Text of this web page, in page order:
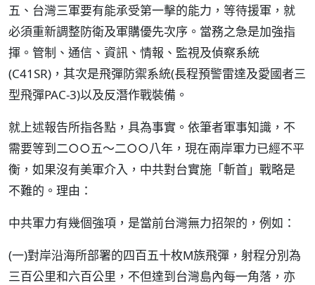
五、台灣三軍要有能承受第一擊的能力，等待援軍，就
必須重新調整防衛及軍購優先次序。當務之急是加強指
揮。管制、通信、資訊、情報、監視及偵察系統
(C41SR)，其次是飛彈防禦系統(長程預警雷達及愛國者三
型飛彈PAC-3)以及反潛作戰裝備。
就上述報告所指各點，具為事實。依筆者軍事知識，不
需要等到二○○五～二○○八年，現在兩岸軍力已經不平
衡，如果沒有美軍介入，中共對台實施「斬首」戰略是
不難的。理由：
中共軍力有幾個強項，是當前台灣無力招架的，例如：
(一)對岸沿海所部署的四百五十枚M族飛彈，射程分別為
三百公里和六百公里，不但達到台灣島內每一角落，亦